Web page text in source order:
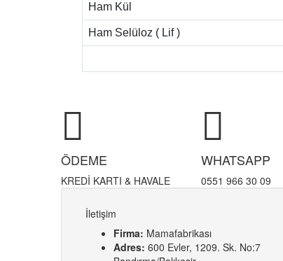
Ham Kül
Ham Selüloz ( Lif )
ÖDEME
KREDİ KARTI & HAVALE
WHATSAPP
0551 966 30 09
İletişim
Firma: Mamafabrikası
Adres: 600 Evler, 1209. Sk. No:7